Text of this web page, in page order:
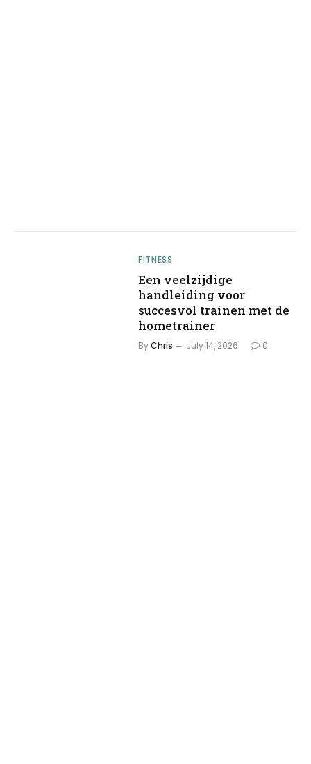
FITNESS
Een veelzijdige
handleiding voor
succesvol trainen met de
hometrainer
ByChris July 14, 2026 0